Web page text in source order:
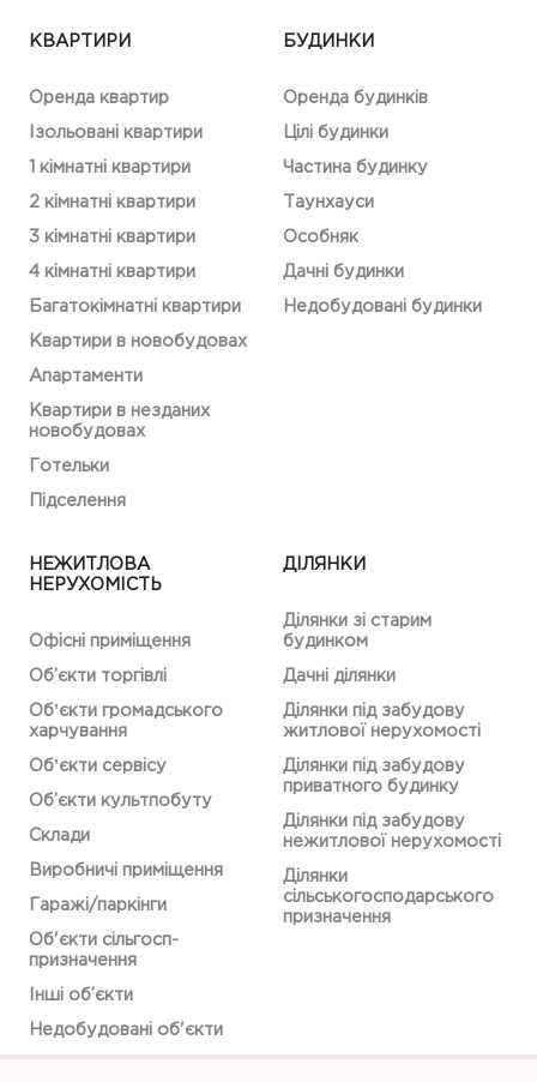
КВАРТИРИ
Оренда квартир
Ізольовані квартири
1 кімнатні квартири
2 кімнатні квартири
3 кімнатні квартири
4 кімнатні квартири
Багатокімнатні квартири
Квартири в новобудовах
Апартаменти
Квартири в незданих
новобудовах
Готельки
Підселення
БУДИНКИ
Оренда будинків
Цілі будинки
Частина будинку
Таунхауси
Особняк
Дачні будинки
Недобудовані будинки
НЕЖИТЛОВА
НЕРУХОМІСТЬ
Офісні приміщення
Об’єкти торгівлі
Обʼєкти громадського
харчування
Обʼєкти сервісу
Об’єкти культпобуту
Склади
Виробничі приміщення
Гаражі/паркінги
Об'єкти сільгосп-
призначення
Інші об’єкти
Недобудовані об'єкти
ДІЛЯНКИ
Ділянки зі старим
будинком
Дачні ділянки
Ділянки під забудову
житлової нерухомості
Ділянки під забудову
приватного будинку
Ділянки під забудову
нежитлової нерухомості
Ділянки
сільськогосподарського
призначення